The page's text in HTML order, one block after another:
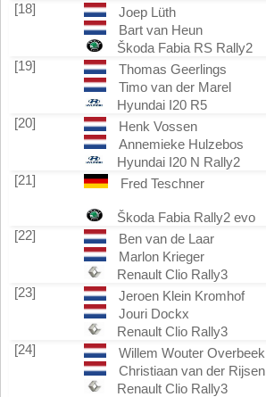
[18]
Joep Lüth
Bart van Heun
Škoda Fabia RS Rally2
[19]
Thomas Geerlings
Timo van der Marel
Hyundai I20 R5
[20]
Henk Vossen
Annemieke Hulzebos
Hyundai I20 N Rally2
[21]
Fred Teschner
Škoda Fabia Rally2 evo
[22]
Ben van de Laar
Marlon Krieger
Renault Clio Rally3
[23]
Jeroen Klein Kromhof
Jouri Dockx
Renault Clio Rally3
[24]
Willem Wouter Overbeek
Christiaan van der Rijsen
Renault Clio Rally3